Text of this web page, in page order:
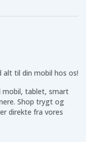
alt til din mobil hos os!
mobil, tablet, smart
Shop trygt og
direkte fra vores